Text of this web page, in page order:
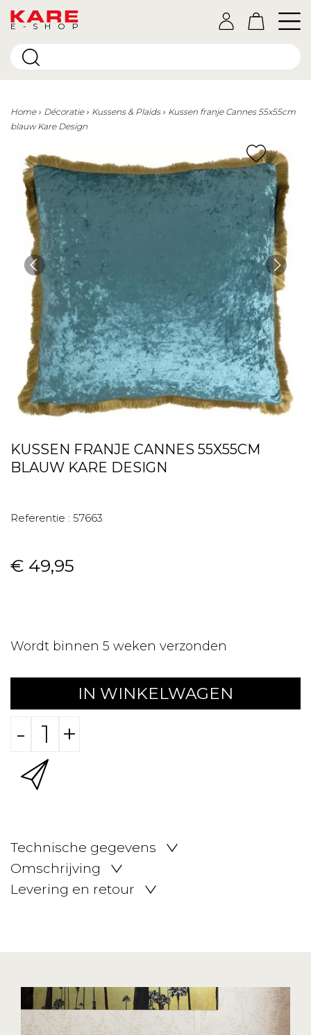
E-SHOP
Home Décoratie Kussens & Plaids
Kussen franje Cannes 55x55cm
blauw Kare Design
KUSSEN FRANJE CANNES 55X55CM
BLAUW KARE DESIGN
Referentie : 57663
€ 49,95
Wordt binnen 5 weken verzonden
IN WINKELWAGEN
- +
Technische gegevens
Omschrijving
Levering en retour